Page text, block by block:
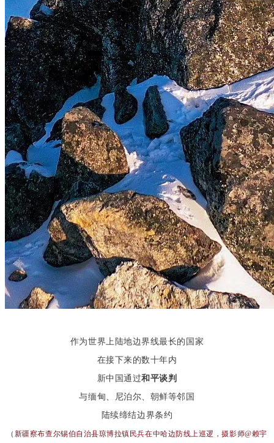
作为世界上陆地边界线最长的国家
在接下来的数十年内
新中国通过和平谈判
与缅甸、尼泊尔、朝鲜等邻国
陆续缔结边界条约
（新疆察布查尔锡伯自治县琼博拉镇民兵在中哈边防线上巡逻，摄影师@赖宇